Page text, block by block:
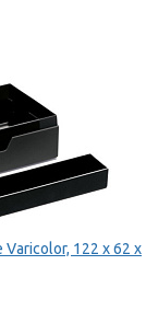
Varicolor, 122 x 62 x